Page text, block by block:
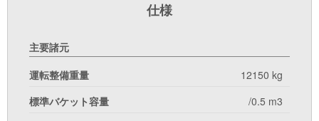
仕様
主要諸元
運転整備重量
12150 kg
標準バケット容量
/0.5 m3